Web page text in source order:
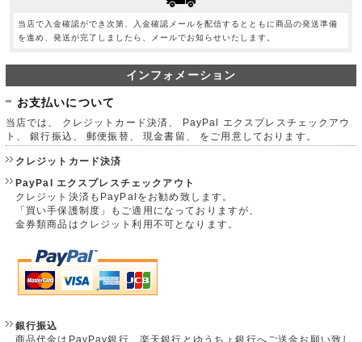
当店で入金確認ができ次第、入金確認メールを配信するとともに商品の発送準備
を進め、発送が完了しましたら、メールでお知らせいたします。
インフォメーション
お支払いについて
当店では、 クレジットカード決済、 PayPal エクスプレスチェックアウ
ト、 銀行振込、 郵便振替、 現金書留、 をご用意しております。
クレジットカード決済
PayPal エクスプレスチェックアウト
クレジット決済もPayPalをお勧め致します。
「買い手保護制度」もご適用になっておりますが、
金券類商品はクレジット利用不可となります。
銀行振込
商品代金はPayPay銀行、楽天銀行とゆうちょ銀行へご送金お願い致し